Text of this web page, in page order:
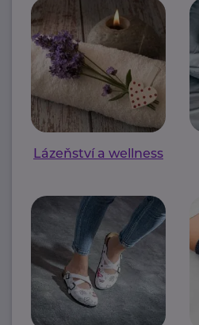
Lázeňství a wellness